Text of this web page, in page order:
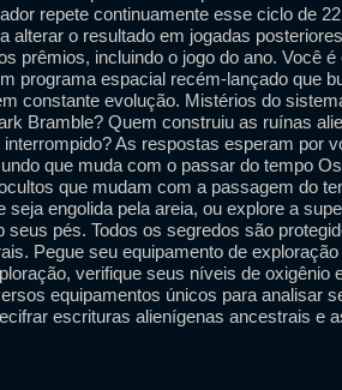
repete continuamente esse ciclo de
alterar o resultado em jogadas
prêmios, incluindo o jogo do ano. Você é
programa espacial recém-lançado que
constante evolução. Mistérios do
Bramble? Quem construiu as ruínas
As respostas esperam por
que muda com o passar do tempo
que mudam com a passagem do
engolida pela areia, ou explore a
seus pés. Todos os segredos são
Pegue seu equipamento de exploração
verifique seus níveis de oxigênio
equipamentos únicos para analisar
escrituras alienígenas ancestrais e